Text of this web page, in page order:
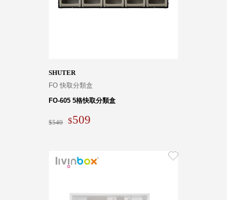
SHUTER
FO 快取分類盒
FO-605 5格快取分類盒
540 509